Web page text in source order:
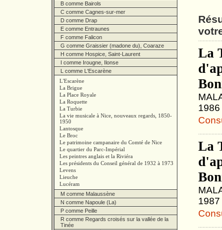
B comme Bairols
C comme Cagnes-sur-mer
D comme Drap
E comme Entraunes
F comme Falicon
G comme Graissier (madone du), Coaraze
H comme Hospice, Saint-Laurent
I comme Irougne, Ilonse
L comme L'Escarène
L'Escarène
La Brigue
La Place Royale
La Roquette
La Turbie
La vie musicale à Nice, nouveaux regards, 1850-
1950
Lantosque
Le Broc
Le patrimoine campanaire du Comté de Nice
Le quartier du Parc-Impérial
Les peintres anglais et la Riviéra
Les présidents du Conseil général de 1932 à 1973
Levens
Lieuche
Lucéram
M comme Malaussène
N comme Napoule (La)
P comme Peille
R comme Regards croisés sur la vallée de la
Tinée
La
1986
La
1987